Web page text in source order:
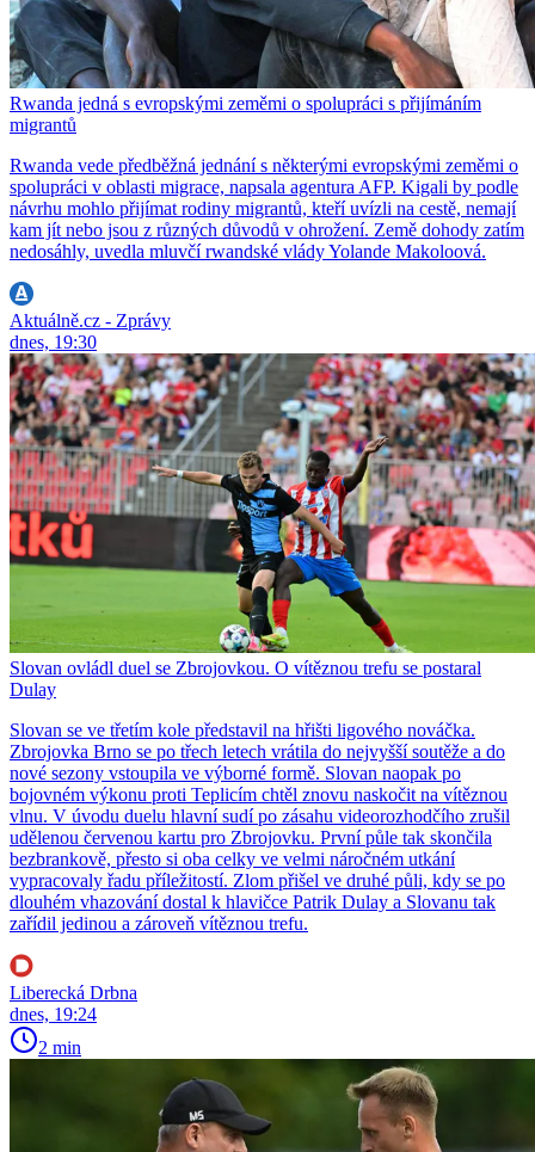
Rwanda jedná s evropskými zeměmi o spolupráci s přijímáním
migrantů
Rwanda vede předběžná jednání s některými evropskými zeměmi o
spolupráci v oblasti migrace, napsala agentura AFP. Kigali by podle
návrhu mohlo přijímat rodiny migrantů, kteří uvízli na cestě, nemají
kam jít nebo jsou z různých důvodů v ohrožení. Země dohody zatím
nedosáhly, uvedla mluvčí rwandské vlády Yolande Makoloová.
Aktuálně.cz - Zprávy
dnes, 19:30
Slovan ovládl duel se Zbrojovkou. O vítěznou trefu se postaral
Dulay
Slovan se ve třetím kole představil na hřišti ligového nováčka.
Zbrojovka Brno se po třech letech vrátila do nejvyšší soutěže a do
nové sezony vstoupila ve výborné formě. Slovan naopak po
bojovném výkonu proti Teplicím chtěl znovu naskočit na vítěznou
vlnu. V úvodu duelu hlavní sudí po zásahu videorozhodčího zrušil
udělenou červenou kartu pro Zbrojovku. První půle tak skončila
bezbrankově, přesto si oba celky ve velmi náročném utkání
vypracovaly řadu příležitostí. Zlom přišel ve druhé půli, kdy se po
dlouhém vhazování dostal k hlavičce Patrik Dulay a Slovanu tak
zařídil jedinou a zároveň vítěznou trefu.
Liberecká Drbna
dnes, 19:24
2 min